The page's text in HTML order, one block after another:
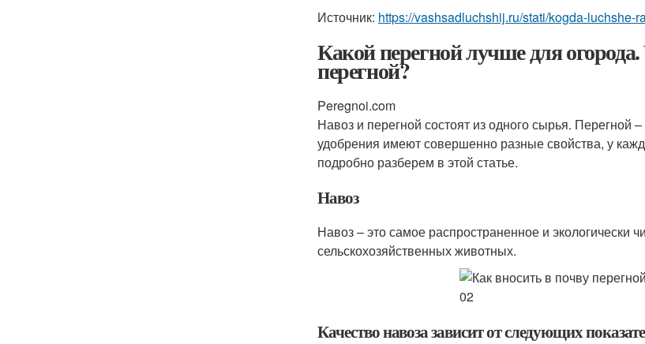
Источник: https://vashsadluchshij.ru/stati/kogda-
Какой перегной лучше для
перегной?
Peregnoi.com
Навоз и перегной состоят из одного сырья. Перегной
удобрения имеют совершенно разные свойства, у
подробно разберем в этой статье.
Навоз
Навоз – это самое распространенное и экологически
сельскохозяйственных животных.
Качество навоза зависит от следующих